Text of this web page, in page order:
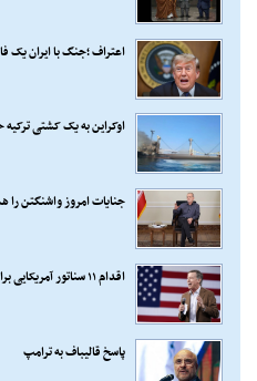
اعتراف ؛جنگ با ایران یک
اوکراین به یک کشتی ترکیه
جنایات امروز واشنگتن
اقدام ۱۱ سناتور آمریکایی برای توقف جنگ با ایران
پاسخ قالیباف به ترامپ